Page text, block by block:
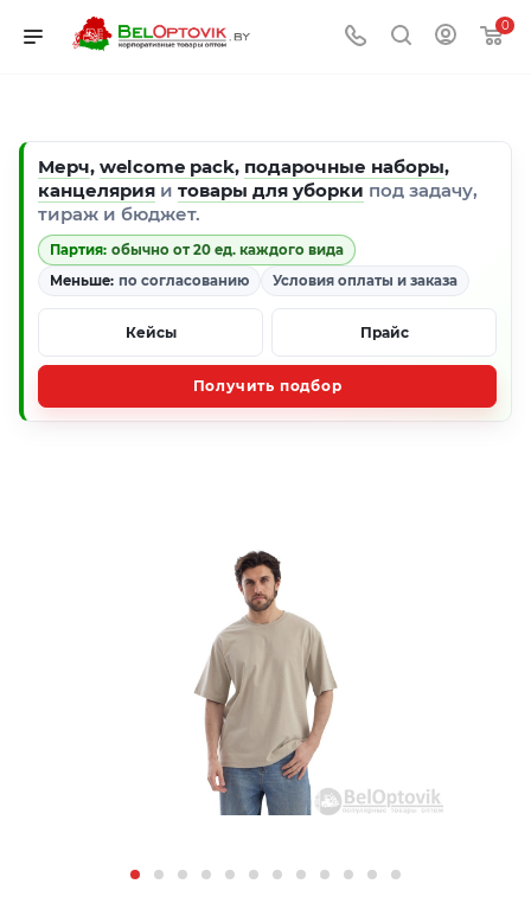
0
Мерч, welcome pack, подарочные наборы,
канцелярия и товары для уборки под задачу,
тираж и бюджет.
Партия: обычно от 20 ед. каждого вида
Меньше: по согласованию Условия оплаты и заказа
Кейсы Прайс
Получить подбор